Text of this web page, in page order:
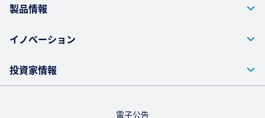
製品情報
イノベーション
投資家情報
電子公告